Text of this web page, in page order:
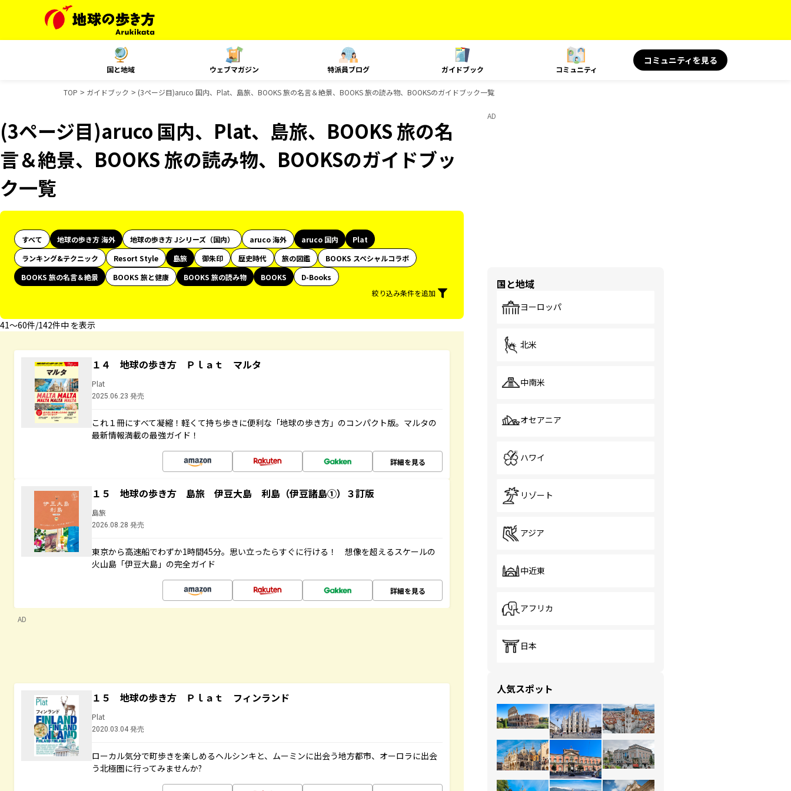
国と地域 ウェブマガジン 特派員ブログ ガイドブック コミュニティ
コミュニティを見る
TOP ガイドブック (3ページ目)aruco 国内、Plat、島旅、BOOKS 旅の名言＆絶景、BOOKS 旅の読み物、BOOKSのガイドブック一覧
(3ページ目)aruco 国内、Plat、島旅、BOOKS 旅の名
言＆絶景、BOOKS 旅の読み物、BOOKSのガイドブッ
ク一覧
すべて 地球の歩き方 海外 地球の歩き方 Jシリーズ（国内） aruco 海外 aruco 国内
Plat
ランキング&テクニック
Resort Style 島旅 御朱印 歴史時代 旅の図鑑
BOOKS スペシャルコラボ
BOOKS 旅の名言＆絶景
BOOKS 旅と健康 BOOKS 旅の読み物 BOOKS
D-Books
絞り込み条件を追加
41〜60件/142件中 を表示
１４ 地球の歩き方 Ｐｌａｔ マルタ
Plat
2025.06.23 発売
これ１冊にすべて凝縮！軽くて持ち歩きに便利な「地球の歩き方」のコンパクト版。マルタの
最新情報満載の最強ガイド！
詳細を見る
１５ 地球の歩き方 島旅 伊豆大島 利島（伊豆諸島①）３訂版
島旅
2026.08.28 発売
東京から高速船でわずか1時間45分。思い立ったらすぐに行ける！ 想像を超えるスケールの
火山島「伊豆大島」の完全ガイド
詳細を見る
AD
１５ 地球の歩き方 Ｐｌａｔ フィンランド
Plat
2020.03.04 発売
ローカル気分で町歩きを楽しめるヘルシンキと、ムーミンに出会う地方都市、オーロラに出会
う北極圏に行ってみませんか?
AD
国と地域
ヨーロッパ
北米
中南米
オセアニア
ハワイ
リゾート
アジア
中近東
アフリカ
日本
人気スポット